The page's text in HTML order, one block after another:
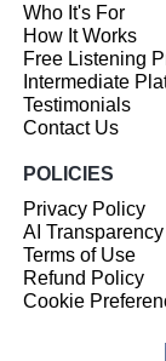
Who It's For
How It Works
Free Listening
Intermediate
Testimonials
Contact Us
POLICIES
Privacy Policy
AI
Terms of Use
Refund Policy
Cookie